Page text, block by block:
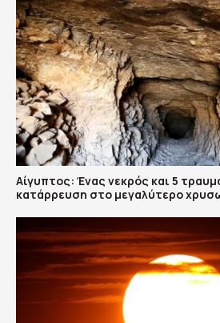
Αίγυπτος: Ένας νεκρός και 5
κατάρρευση στο μεγαλύτερο